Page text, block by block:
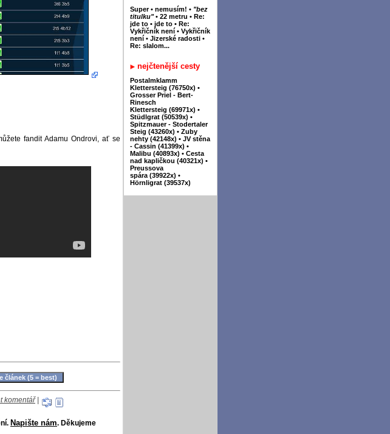
fandit Adamu Ondrovi, ať se
komentář|
Napište nám. Děkujeme
Super • nemusím! • "bez
titulku" • 22 metru • Re:
jde to • jde to • Re:
Vykřičník není • Vykřičník
není • Jizerské radosti •
Re: slalom...
nejčtenější cesty
Postalmklamm
Klettersteig (76750x) •
Grosser Priel - Bert-
Rinesch
Klettersteig (69971x) •
Stüdlgrat (50539x) •
Spitzmauer - Stodertaler
Steig (43260x) • Zuby
nehty (42148x) • JV stěna
- Cassin (41399x) •
Malibu (40893x) • Cesta
nad kapličkou (40321x) •
Preussova
spára (39922x) •
Hörnligrat (39537x)